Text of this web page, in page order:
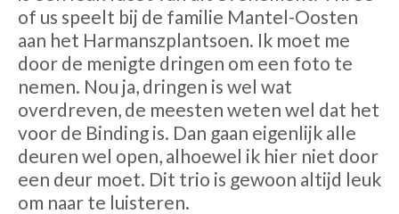
of us speelt bij de familie Mantel-Oosten
aan het Harmanszplantsoen. Ik moet me
door de menigte dringen om een foto te
nemen. Nou ja, dringen is wel wat
overdreven, de meesten weten wel dat het
voor de Binding is. Dan gaan eigenlijk alle
deuren wel open, alhoewel ik hier niet door
een deur moet. Dit trio is gewoon altijd leuk
om naar te luisteren.